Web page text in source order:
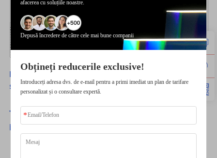
Dacă aveți vreo cerere personalizată, nu ezitați
să ne contactați.
TSD-Ofere Cele Mai Bune
bune servicii.
afacerea cu soluțiile noastre.
Depusă încredere de către cele mai bune companii
Obțineți reducerile exclusive!
Introduceți adresa dvs. de e-mail pentru a primi imediat un plan de tarifare
personalizat și o consultare expertă.